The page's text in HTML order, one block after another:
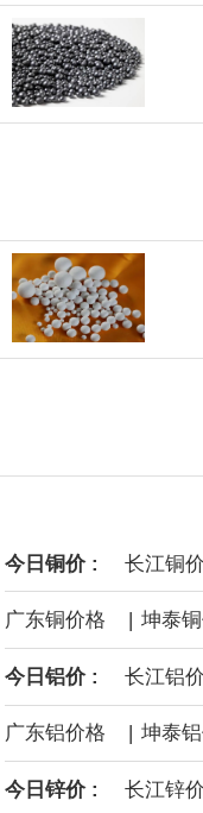
环保人士的反
美元的项目制
欧股开盘涨跌
0.08%，法国
意大利富时
LME伦镍日内
瑞士7月季调
商品期货收盘
涨2.64%，镍
沙特下调了对
缓解霍尔木兹
危及了经由红
格。
今日铜价 : 长江铜
广东铜价格 | 坤泰
今日铝价 : 长江铝
广东铝价格 | 坤泰
今日锌价 : 长江锌